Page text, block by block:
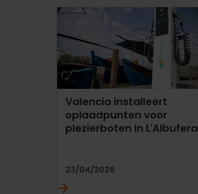
Valencia installeert
oplaadpunten voor
plezierboten in L'Albufera
23/04/2026